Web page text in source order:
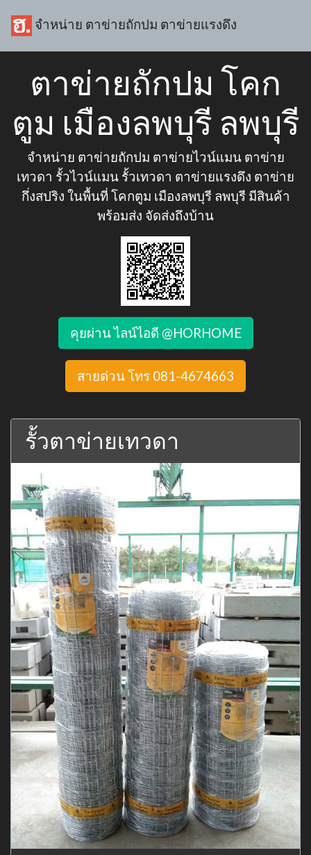
จำหน่าย ตาข่ายถักปม ตาข่ายแรงดึง
ตาข่ายถักปม โคก
ตูม เมืองลพบุรี ลพบุรี
จำหน่าย ตาข่ายถักปม ตาข่ายไวน์แมน ตาข่าย
เทวดา รั้วไวน์แมน รั้วเทวดา ตาข่ายแรงดึง ตาข่าย
กึ่งสปริง ในพื้นที่ โคกตูม เมืองลพบุรี ลพบุรี มีสินค้า
พร้อมส่ง จัดส่งถึงบ้าน
คุยผ่าน ไลน์ไอดี @HORHOME
สายด่วน โทร 081-4674663
รั้วตาข่ายเทวดา